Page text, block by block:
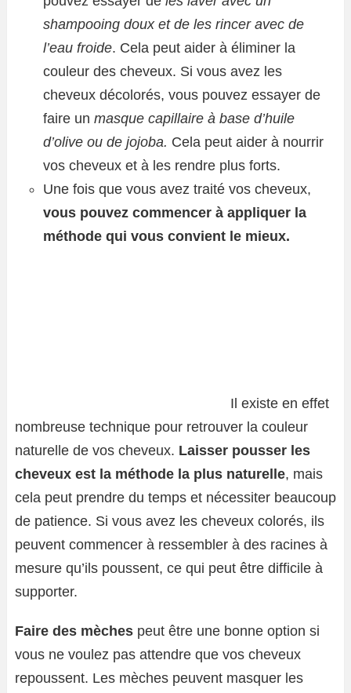
shampooing doux et de les rincer avec de
l’eau froide. Cela peut aider à éliminer la
couleur des cheveux. Si vous avez les
cheveux décolorés, vous pouvez essayer de
faire un masque capillaire à base d’huile
d’olive ou de jojoba. Cela peut aider à nourrir
vos cheveux et à les rendre plus forts.
Une fois que vous avez traité vos cheveux,
vous pouvez commencer à appliquer la
méthode qui vous convient le mieux.
Il existe en effet
nombreuse technique pour retrouver la couleur
naturelle de vos cheveux. Laisser pousser les
cheveux est la méthode la plus naturelle, mais
cela peut prendre du temps et nécessiter beaucoup
de patience. Si vous avez les cheveux colorés, ils
peuvent commencer à ressembler à des racines à
mesure qu’ils poussent, ce qui peut être difficile à
supporter.
Faire des mèches peut être une bonne option si
vous ne voulez pas attendre que vos cheveux
repoussent. Les mèches peuvent masquer les